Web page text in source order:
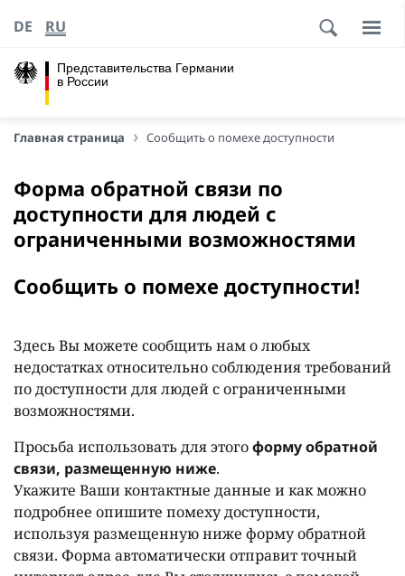
Представительства Германии
в России
DE RU
Главная страница Сообщить о помехе доступности
Форма обратной связи по
доступности для людей с
ограниченными возможностями
Сообщить о помехе доступности!
Здесь Вы можете сообщить нам о любых
недостатках относительно соблюдения требований
по доступности для людей с ограниченными
возможностями.
Просьба использовать для этогоформу обратной
связи, размещенную ниже.
Укажите Ваши контактные данные и как можно
подробнее опишите помеху доступности,
используя размещенную ниже форму обратной
связи. Форма автоматически отправит точный